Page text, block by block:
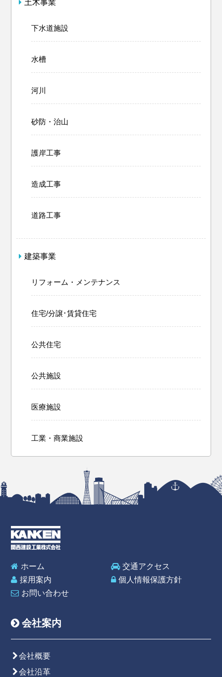
土木事業
下水道施設
水槽
河川
砂防・治山
護岸工事
造成工事
道路工事
建築事業
リフォーム・メンテナンス
住宅/分譲･賃貸住宅
公共住宅
公共施設
医療施設
工業・商業施設
ホーム
交通アクセス
採用案内
個人情報保護方針
お問い合わせ
会社案内
会社概要
会社沿革